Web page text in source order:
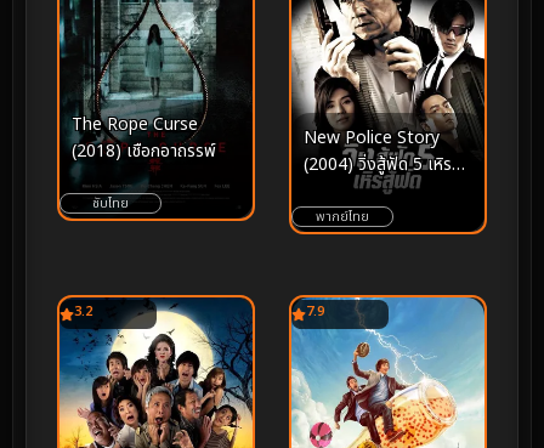
The Rope Curse
(2018) เชือกอาถรรพ์
ซับไทย
New Police Story
(2004) วิ่งสู้ฟัด 5 เหิรสู้
พากย์ไทย
3.2 7.9